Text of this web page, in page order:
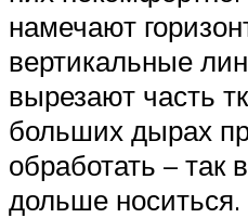
намечают
вертикальные
вырезают часть
больших дырах
обработать – так
дольше носиться.